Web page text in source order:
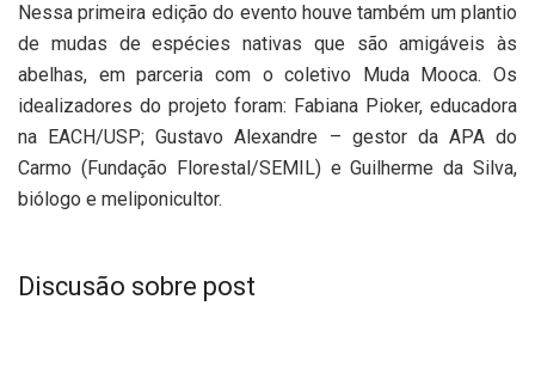
Nessa primeira edição do evento houve também um plantio
de mudas de espécies nativas que são amigáveis às
abelhas, em parceria com o coletivo Muda Mooca. Os
idealizadores do projeto foram: Fabiana Pioker, educadora
na EACH/USP; Gustavo Alexandre – gestor da APA do
Carmo (Fundação Florestal/SEMIL) e Guilherme da Silva,
biólogo e meliponicultor.
Discusão sobre post